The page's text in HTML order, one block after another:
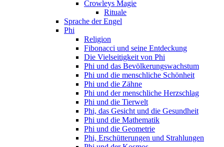
Crowleys Magie
Rituale
Sprache der Engel
Phi
Religion
Fibonacci und seine Entdeckung
Die Vielseitigkeit von Phi
Phi und das Bevölkerungswachstum
Phi und die menschliche Schönheit
Phi und die Zähne
Phi und der menschliche Herzschlag
Phi und die Tierwelt
Phi, das Gesicht und die Gesundheit
Phi und die Mathematik
Phi und die Geometrie
Phi, Erschütterungen und Strahlungen